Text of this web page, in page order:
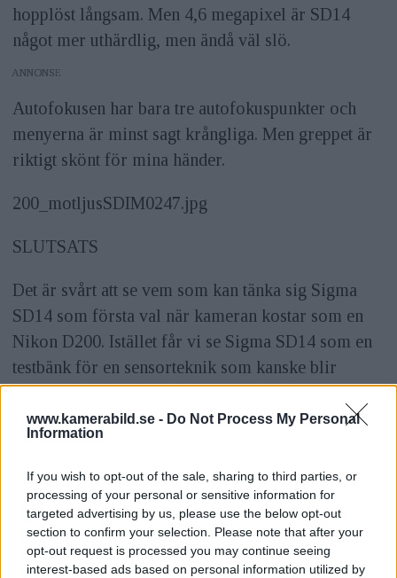
www.kamerabild.se - Do Not Process My Personal
Information
If you wish to opt-out of the sale, sharing to third parties, or
processing of your personal or sensitive information for
targeted advertising by us, please use the below opt-out
section to confirm your selection. Please note that after your
opt-out request is processed you may continue seeing
interest-based ads based on personal information utilized by
hopplöst långsam. Men 4,6 megapixel är SD14
något mer uthärdlig, men ändå väl slö.
ANNONS
Autofokusen har bara tre autofokuspunkter och
menyerna är minst sagt krångliga. Men greppet är
riktigt skönt för mina händer.
200_motljusSDIM0247.jpg
SLUTSATS
Det är svårt att se vem som kan tänka sig Sigma
SD14 som första val när kameran kostar som en
Nikon D200. Istället får vi se Sigma SD14 som en
testbänk för en sensorteknik som kanske blir
framtiden.
NYHETER